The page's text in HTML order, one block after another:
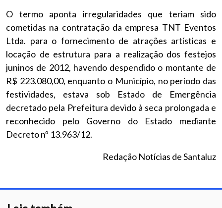
O termo aponta irregularidades que teriam sido
cometidas na contratação da empresa TNT Eventos
Ltda. para o fornecimento de atrações artísticas e
locação de estrutura para a realização dos festejos
juninos de 2012, havendo despendido o montante de
R$ 223.080,00, enquanto o Município, no período das
festividades, estava sob Estado de Emergência
decretado pela Prefeitura devido à seca prolongada e
reconhecido pelo Governo do Estado mediante
Decreto nº 13.963/12.
Redação Notícias de Santaluz